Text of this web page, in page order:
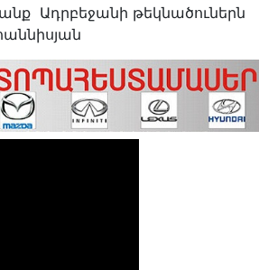
Ադրբեջանի թեկնածուներն